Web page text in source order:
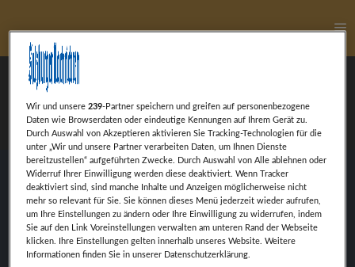
Yannick Mayr
Yannick Mayr, American Football, nominiert in
der Kategorie Sportler des Jahres.
Wir und unsere239-Partner speichern und greifen auf personenbezogene
Daten wie Browserdaten oder eindeutige Kennungen auf Ihrem Gerät zu.
Durch Auswahl von Akzeptieren aktivieren Sie Tracking-Technologien für die
unter „Wir und unsere Partner verarbeiten Daten, um Ihnen Dienste
bereitzustellen“ aufgeführten Zwecke. Durch Auswahl von Alle ablehnen oder
Widerruf Ihrer Einwilligung werden diese deaktiviert. Wenn Tracker
deaktiviert sind, sind manche Inhalte und Anzeigen möglicherweise nicht
mehr so relevant für Sie. Sie können dieses Menü jederzeit wieder aufrufen,
um Ihre Einstellungen zu ändern oder Ihre Einwilligung zu widerrufen, indem
Sie auf den Link Voreinstellungen verwalten am unteren Rand der Webseite
klicken. Ihre Einstellungen gelten innerhalb unseres Website. Weitere
Informationen finden Sie in unserer Datenschutzerklärung.